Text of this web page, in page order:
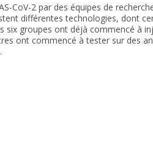
CoV-2 par des équipes de
différentes technologies, dont
six groupes ont déjà commencé à
ont commencé à tester sur des